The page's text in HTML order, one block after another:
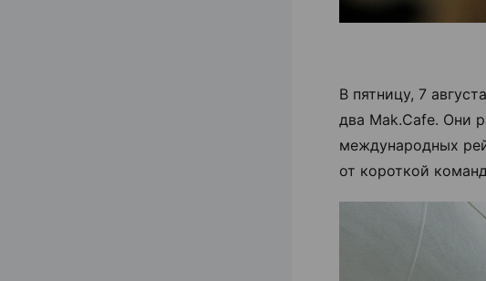
В пятницу, 7
два Mak.Cafe. Они
международных
от короткой